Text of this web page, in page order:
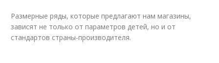
Размерные ряды, которые предлагают нам магазины,
зависят не только от параметров детей, но и от
стандартов страны-производителя.